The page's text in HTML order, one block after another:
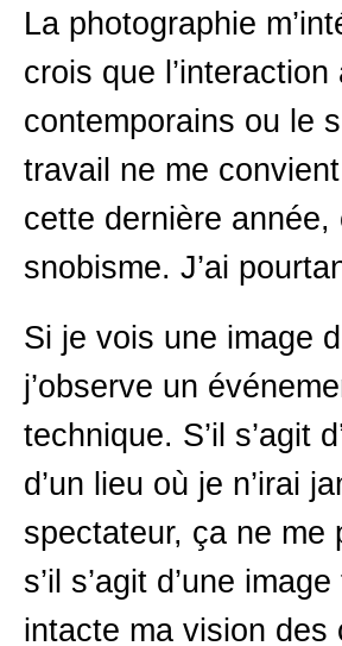
La photographie
crois que
contemporains ou le
travail ne me
cette dernière
snobisme. J’ai
Si je vois une image
j’observe un
technique. S’il s’agit
d’un lieu où je n’irai
spectateur, ça ne me
s’il s’agit d’une
intacte ma vision